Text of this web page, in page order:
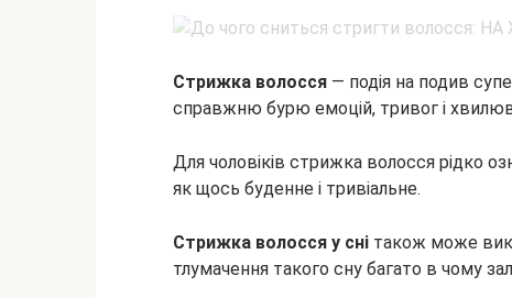
Стрижка волосся — подія на подив
справжню бурю емоцій, тривог і
Для чоловіків стрижка волосся рідко
як щось буденне і тривіальне.
Стрижка волосся у сні також може
тлумачення такого сну багато в чому